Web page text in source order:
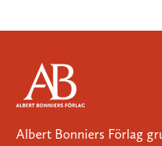
Albert Bonniers Förlag